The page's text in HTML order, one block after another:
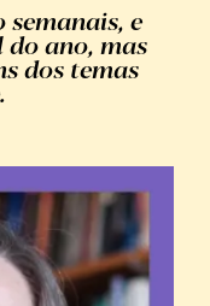
e
ano, mas
dos temas